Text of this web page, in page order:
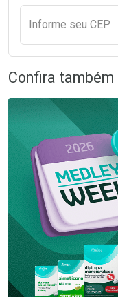
Informe seu CEP
Confira também